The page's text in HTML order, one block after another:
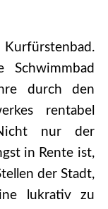
Kurfürstenbad.
Schwimmbad
durch den
rentabel
nur der
in Rente ist,
der Stadt,
lukrativ zu